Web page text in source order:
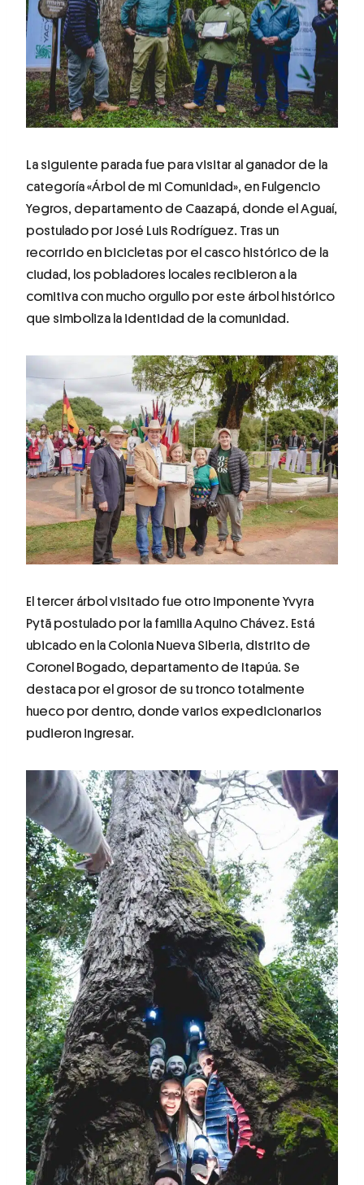
La siguiente parada fue para visitar al ganador de la
categoría «Árbol de mi Comunidad», en Fulgencio
Yegros, departamento de Caazapá, donde el Aguaí,
postulado por José Luis Rodríguez. Tras un
recorrido en bicicletas por el casco histórico de la
ciudad, los pobladores locales recibieron a la
comitiva con mucho orgullo por este árbol histórico
que simboliza la identidad de la comunidad.
El tercer árbol visitado fue otro imponente Yvyra
Pytã postulado por la familia Aquino Chávez. Está
ubicado en la Colonia Nueva Siberia, distrito de
Coronel Bogado, departamento de Itapúa. Se
destaca por el grosor de su tronco totalmente
hueco por dentro, donde varios expedicionarios
pudieron ingresar.